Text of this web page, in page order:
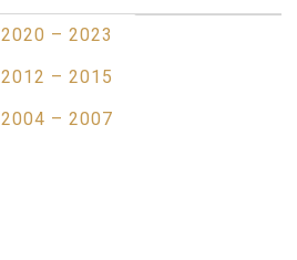
2020 – 2023
2012 – 2015
2004 – 2007